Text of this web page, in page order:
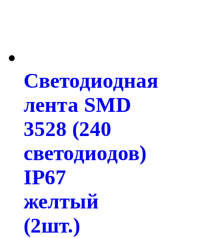
Светодиодная
лента SMD
3528 (240
светодиодов)
IP67
желтый
(2шт.)